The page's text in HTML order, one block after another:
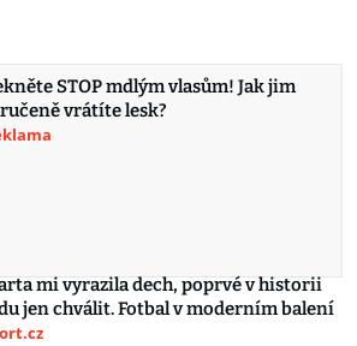
STOP mdlým vlasům! Jak jim
vrátíte lesk?
mi vyrazila dech, poprvé v historii
jen chválit. Fotbal v moderním balení